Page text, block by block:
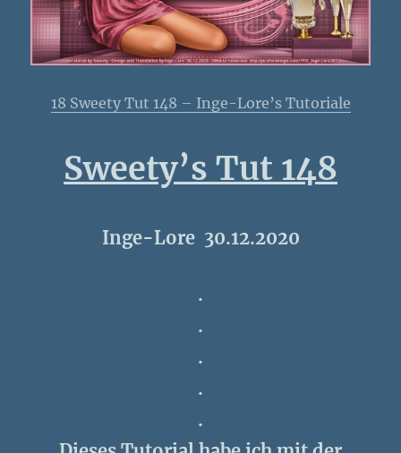
18 Sweety Tut 148 – Inge-Lore’s Tutoriale
Sweety’s Tut 148
Inge-Lore 30.12.2020
.
.
.
.
.